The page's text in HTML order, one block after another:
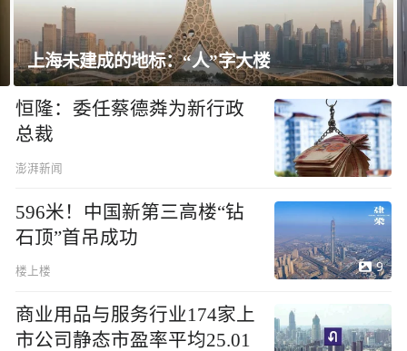
飘窗竟然能变身全屋C位 都后悔没早知道！
恒隆：委任蔡德粦为新行政
总裁
澎湃新闻
596米！中国新第三高楼“钻
石顶”首吊成功
楼上楼 9
商业用品与服务行业174家上
市公司静态市盈率平均25.01